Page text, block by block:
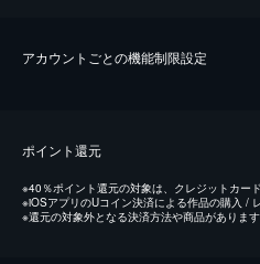
アカウントごとの機能制限設定
ポイント還元
※40％ポイント還元の対象は、クレジットカー
※iOSアプリのUコイン決済による作品の購入 /
※還元の対象外となる決済方法や商品がありま